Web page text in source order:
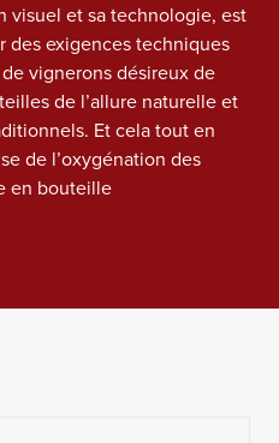
visuel et sa technologie, est
des exigences techniques
vignerons désireux de
de l’allure naturelle et
Et cela tout en
de l’oxygénation des
en bouteille